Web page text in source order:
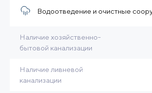
Водоотведение и очистные
Наличие хозяйственно-
бытовой канализации
Наличие ливневой
канализации